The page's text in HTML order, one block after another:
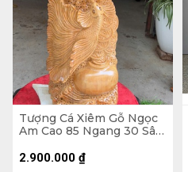
Tượng Cá Xiêm Gỗ Ngọc
Am Cao 85 Ngang 30 Sâu
2.900.000 ₫